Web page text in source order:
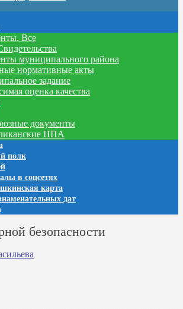
Все
муниципального района
нормативные акты
задание
оценка качества
документы
НПА
полк
в соцсетях
карта
дат
безопасности